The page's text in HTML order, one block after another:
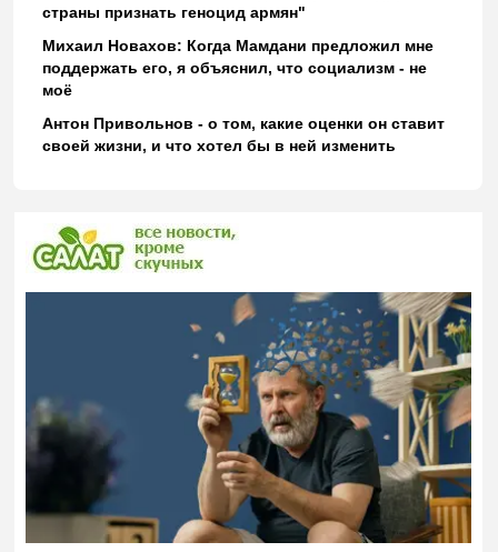
страны признать геноцид армян"
Михаил Новахов: Когда Мамдани предложил мне
поддержать его, я объяснил, что социализм - не
моё
Антон Привольнов - о том, какие оценки он ставит
своей жизни, и что хотел бы в ней изменить